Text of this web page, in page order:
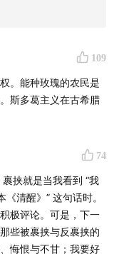
成为作家
109
。能种玫瑰的农民是
斯多葛主义在古希腊
74
挟就是当我看到 “我
清醒》” 这句话时。
极评论。可是，下一
些被裹挟与反裹挟的
悔恨与不甘；我要好